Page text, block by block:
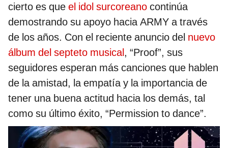
cierto es que el idol surcoreano continúa
demostrando su apoyo hacia ARMY a través
de los años. Con el reciente anuncio del nuevo
álbum del septeto musical, “Proof”, sus
seguidores esperan más canciones que hablen
de la amistad, la empatía y la importancia de
tener una buena actitud hacia los demás, tal
como su último éxito, “Permission to dance”.